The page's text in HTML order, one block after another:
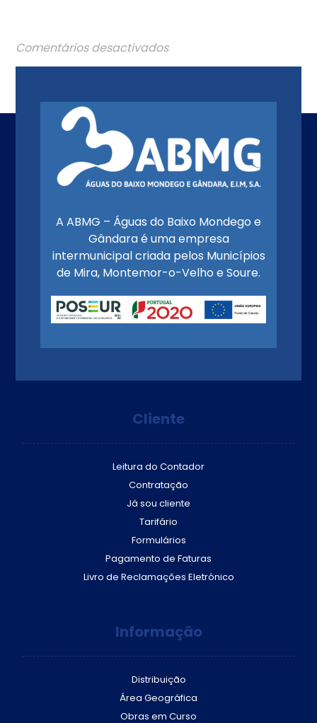
Comentários desactivados
A ABMG – Águas do Baixo Mondego e
Gândara é uma empresa
intermunicipal criada pelos Municípios
de Mira, Montemor-o-Velho e Soure.
Cliente
Leitura do Contador
Contratação
Já sou cliente
Tarifário
Formulários
Pagamento de Faturas
Livro de Reclamações Eletrónico
Informação
Distribuição
Área Geográfica
Obras em Curso